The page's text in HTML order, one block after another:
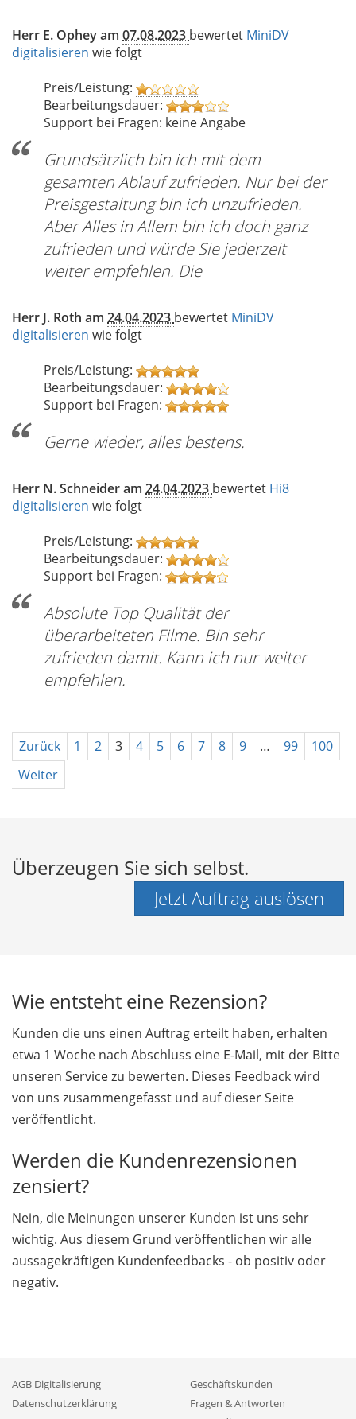
Herr E. Ophey am 07.08.2023 bewertet MiniDV
digitalisieren wie folgt
Preis/Leistung:
Bearbeitungsdauer:
Support bei Fragen: keine Angabe
Grundsätzlich bin ich mit dem
gesamten Ablauf zufrieden. Nur bei der
Preisgestaltung bin ich unzufrieden.
Aber Alles in Allem bin ich doch ganz
zufrieden und würde Sie jederzeit
weiter empfehlen. Die
Herr J. Roth am 24.04.2023 bewertet MiniDV
digitalisieren wie folgt
Preis/Leistung:
Bearbeitungsdauer:
Support bei Fragen:
Gerne wieder, alles bestens.
Herr N. Schneider am 24.04.2023 bewertet Hi8
digitalisieren wie folgt
Preis/Leistung:
Bearbeitungsdauer:
Support bei Fragen:
Absolute Top Qualität der
überarbeiteten Filme. Bin sehr
zufrieden damit. Kann ich nur weiter
empfehlen.
Zurück 1 2 3 4 5 6 7 8 9 … 99
100
Weiter
Überzeugen Sie sich selbst.
Jetzt Auftrag auslösen
Wie entsteht eine Rezension?
Kunden die uns einen Auftrag erteilt haben, erhalten
etwa 1 Woche nach Abschluss eine E-Mail, mit der Bitte
unseren Service zu bewerten. Dieses Feedback wird
von uns zusammengefasst und auf dieser Seite
veröffentlicht.
Werden die Kunden­rezensionen
zensiert?
Nein, die Meinungen unserer Kunden ist uns sehr
wichtig. Aus diesem Grund ver­öf­fent­lichen wir alle
aussage­kräftigen Kundenfeedbacks - ob positiv oder
negativ.
AGB Digitalisierung
Datenschutzerklärung
Geschäftskunden
Fragen & Antworten